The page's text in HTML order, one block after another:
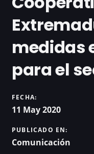
medidas
para el
FECHA:
11 May 2020
PUBLICADO EN:
Comunicación